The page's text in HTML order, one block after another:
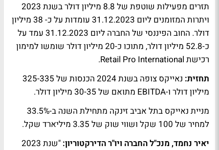
תזרים מפעילות שוטפת של 8.8 מיליון דולר בשנת 2023
ויתרות המזומנים ליום 31.12.2023 עומדות על כ- 38 מיליון
דולר. החוב הפיננסי של החברה ליום 31.12.2023 עמד על
כ-52.8 מיליון דולר, מתוכו כ-20 מיליון דולר שומשו למימון
רכישת Retail Pro International.
תחזית:
נאייקס צופה בשנת 2024 הכנסות של 325-335
מיליון דולר ו-EBITDA מתואם של 30-35 מיליון דולר.
מניית נאייקס בתל אביב זינקה מתחילת השנה ב-33.5%
למחיר של 100 שקל ושווי שוק של 3.35 מיליארד שקל.
יאיר נחמד, מנכ"ל החברה ויו"ר הדירקטוריון:
"שנת 2023